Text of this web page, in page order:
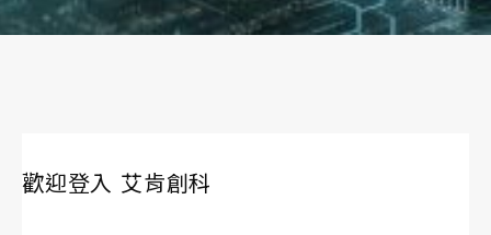
歡迎登入 艾肯創科